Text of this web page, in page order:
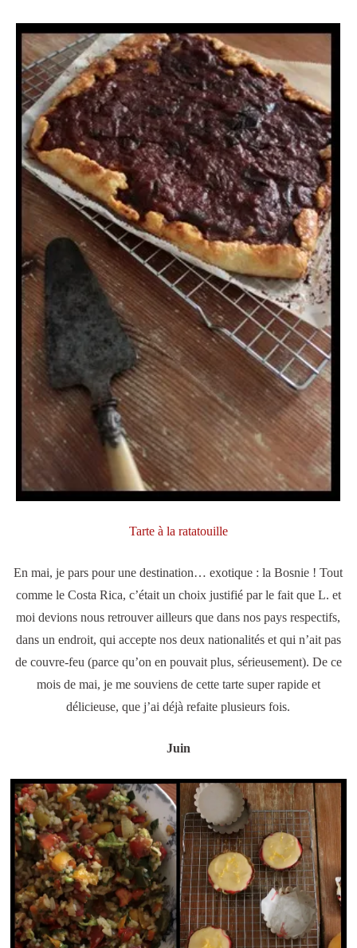
Tarte à la ratatouille
En mai, je pars pour une destination… exotique : la Bosnie ! Tout
comme le Costa Rica, c’était un choix justifié par le fait que L. et
moi devions nous retrouver ailleurs que dans nos pays respectifs,
dans un endroit, qui accepte nos deux nationalités et qui n’ait pas
de couvre-feu (parce qu’on en pouvait plus, sérieusement). De ce
mois de mai, je me souviens de cette tarte super rapide et
délicieuse, que j’ai déjà refaite plusieurs fois.
Juin